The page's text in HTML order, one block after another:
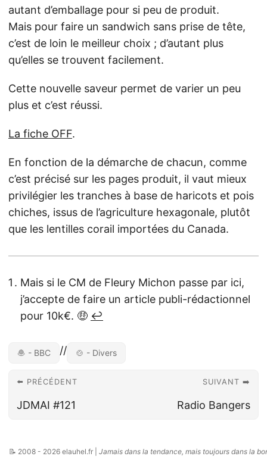
autant d’emballage pour si peu de produit.
Mais pour faire un sandwich sans prise de tête,
c’est de loin le meilleur choix ; d’autant plus
qu’elles se trouvent facilement.
Cette nouvelle saveur permet de varier un peu
plus et c’est réussi.
La fiche OFF.
En fonction de la démarche de chacun, comme
c’est précisé sur les pages produit, il vaut mieux
privilégier les tranches à base de haricots et pois
chiches, issus de l’agriculture hexagonale, plutôt
que les lentilles corail importées du Canada.
Mais si le CM de Fleury Michon passe par ici,
j’accepte de faire un article publi-rédactionnel
pour 10k€. 🤑 ↩︎
🧆 - BBC // 🍲 - Divers
⬅️ PRÉCÉDENT
JDMAI #121
SUIVANT ➡️
Radio Bangers
📝 2008 - 2026 elauhel.fr | Jamais dans la tendance, mais toujours dans la